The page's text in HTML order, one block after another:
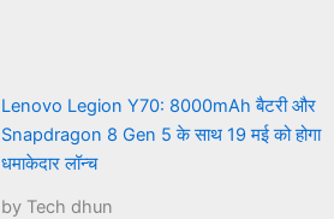
Lenovo Legion Y70: 8000mAh बैटरी और
Snapdragon 8 Gen 5 के साथ 19 मई को होगा
धमाकेदार लॉन्च
by Tech dhun